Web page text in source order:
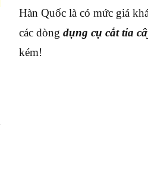
Hàn Quốc là có mức giá
các dòng dụng cụ cắt tỉa
kém!